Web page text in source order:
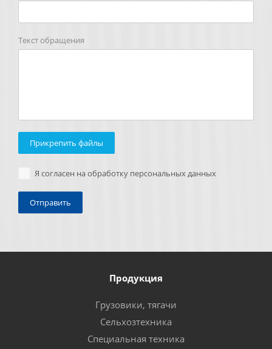
Текст обращения
Прикрепить файлы
Я согласен на обработку персональных данных
Продукция
Грузовики, тягачи
Сельхозтехника
Специальная техника